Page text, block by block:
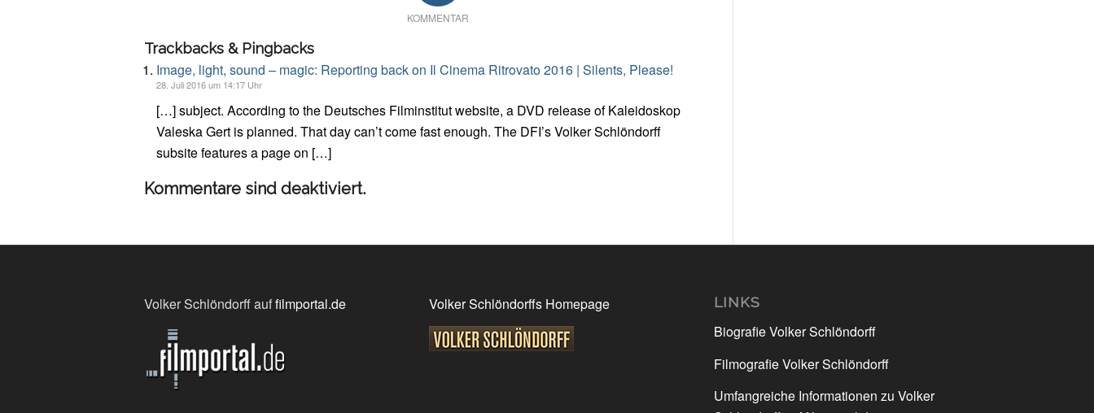
KOMMENTAR
Trackbacks & Pingbacks
Image, light, sound – magic: Reporting back on Il Cinema Ritrovato 2016 | Silents, Please!
28. Juli 2016 um 14:17 Uhr
[…] subject. According to the Deutsches Filminstitut website, a DVD release of Kaleidoskop
Valeska Gert is planned. That day can’t come fast enough. The DFI’s Volker Schlöndorff
subsite features a page on […]
Kommentare sind deaktiviert.
Volker Schlöndorff auffilmportal.de Volker Schlöndorffs Homepage LINKS
Biografie Volker Schlöndorff
Filmografie Volker Schlöndorff
Umfangreiche Informationen zu Volker